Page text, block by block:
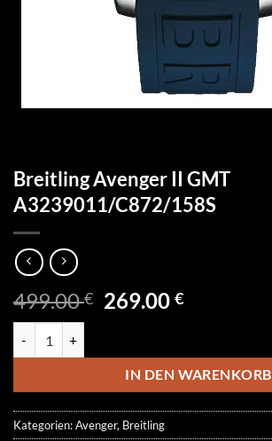
Breitling Avenger II GMT
A3239011/C872/158S
499.00€ Ursprünglicher
499.00 €
269.00€Aktueller
269.00 €.
IN DEN WARENKORB
Kategorien:Avenger, Breitling